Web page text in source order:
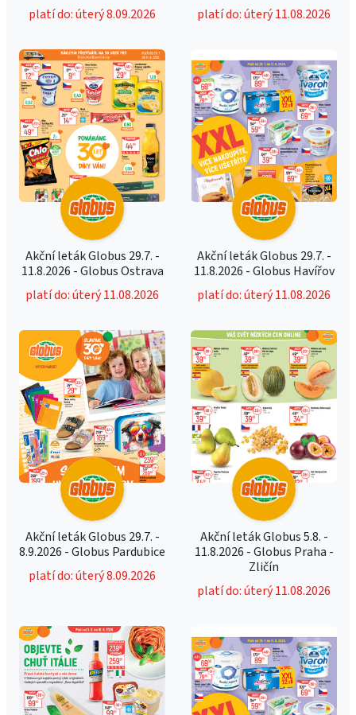
platí do: úterý 8.09.2026
platí do: úterý 11.08.2026
Akční leták Globus 29.7. -
11.8.2026 - Globus Ostrava
platí do: úterý 11.08.2026
Akční leták Globus 29.7. -
11.8.2026 - Globus Havířov
platí do: úterý 11.08.2026
Akční leták Globus 29.7. -
8.9.2026 - Globus Pardubice
platí do: úterý 8.09.2026
Akční leták Globus 5.8. -
11.8.2026 - Globus Praha -
Zličín
platí do: úterý 11.08.2026